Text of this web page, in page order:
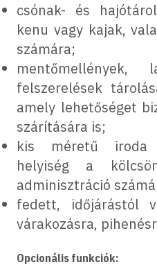
csónak- és
kenu vagy kajak,
számára;
felszerelések
amely lehetőséget
szárítására is;
kis méretű iroda
helyiség a
adminisztráció
fedett, időjárástól
várakozásra,
Opcionális funkciók: